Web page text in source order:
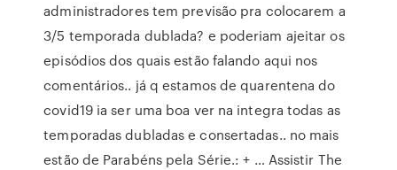
administradores tem previsão pra colocarem a
3/5 temporada dublada? e poderiam ajeitar os
episódios dos quais estão falando aqui nos
comentários.. já q estamos de quarentena do
covid19 ia ser uma boa ver na integra todas as
temporadas dubladas e consertadas.. no mais
estão de Parabéns pela Série.: + … Assistir The